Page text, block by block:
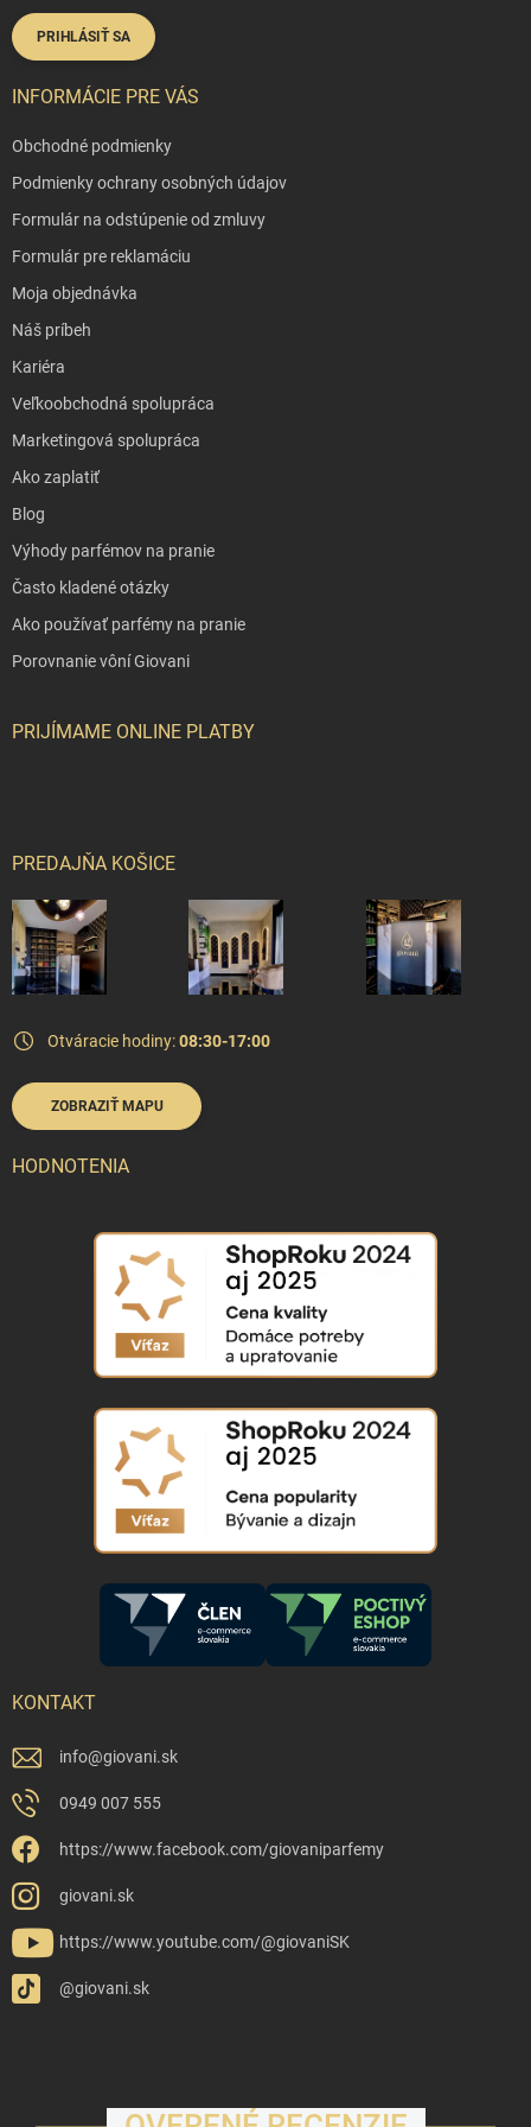
PRIHLÁSIŤ SA
INFORMÁCIE PRE VÁS
Obchodné podmienky
Podmienky ochrany osobných údajov
Formulár na odstúpenie od zmluvy
Formulár pre reklamáciu
Moja objednávka
Náš príbeh
Kariéra
Veľkoobchodná spolupráca
Marketingová spolupráca
Ako zaplatiť
Blog
Výhody parfémov na pranie
Často kladené otázky
Ako používať parfémy na pranie
Porovnanie vôní Giovani
PRIJÍMAME ONLINE PLATBY
PREDAJŇA KOŠICE
Otváracie hodiny:08:30-17:00
ZOBRAZIŤ MAPU
HODNOTENIA
KONTAKT
info@giovani.sk
0949 007 555
https://www.facebook.com/giovaniparfemy
giovani.sk
https://www.youtube.com/@giovaniSK
@giovani.sk